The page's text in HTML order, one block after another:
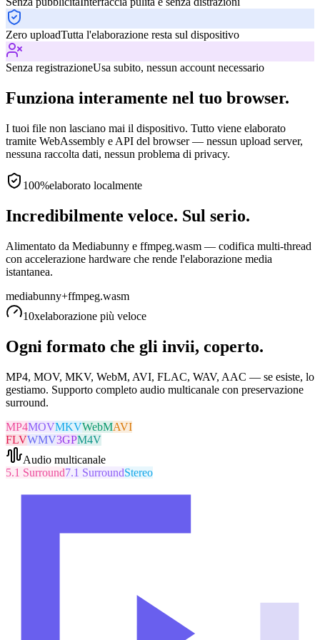
Zero uploadTutta l'elaborazione resta sul dispositivo
Senza registrazioneUsa subito, nessun account necessario
Funziona interamente nel tuo browser.
I tuoi file non lasciano mai il dispositivo. Tutto viene elaborato
tramite WebAssembly e API del browser — nessun upload server,
nessuna raccolta dati, nessun problema di privacy.
100%elaborato localmente
Incredibilmente veloce. Sul serio.
Alimentato da Mediabunny e ffmpeg.wasm — codifica multi-thread
con accelerazione hardware che rende l'elaborazione media
istantanea.
mediabunny+ffmpeg.wasm
10xelaborazione più veloce
Ogni formato che gli invii, coperto.
MP4, MOV, MKV, WebM, AVI, FLAC, WAV, AAC — se esiste, lo
gestiamo. Supporto completo audio multicanale con preservazione
surround.
MP4MOVMKVWebMAVI
FLVWMV3GPM4V
Audio multicanale
5.1 Surround7.1 SurroundStereo